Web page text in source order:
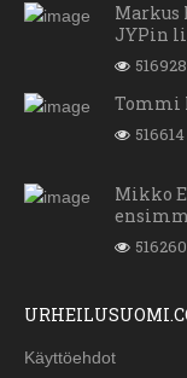
JYPin
516928
Tommi
516614
Mikko
516260
Käyttöehdot